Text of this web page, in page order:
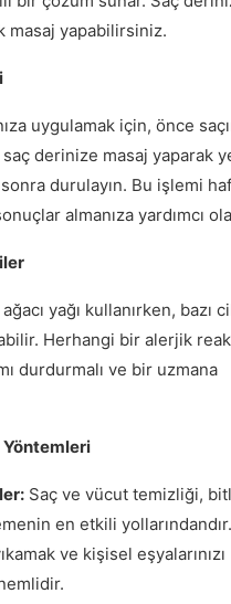
masaj yapabilirsiniz.
uygulamak için, önce
derinize masaj yaparak
durulayın. Bu işlemi
almanıza yardımcı
yağı kullanırken, bazı
Herhangi bir alerjik
durdurmalı ve bir uzmana
Saç ve vücut temizliği,
en etkili
ve kişisel eşyalarınızı